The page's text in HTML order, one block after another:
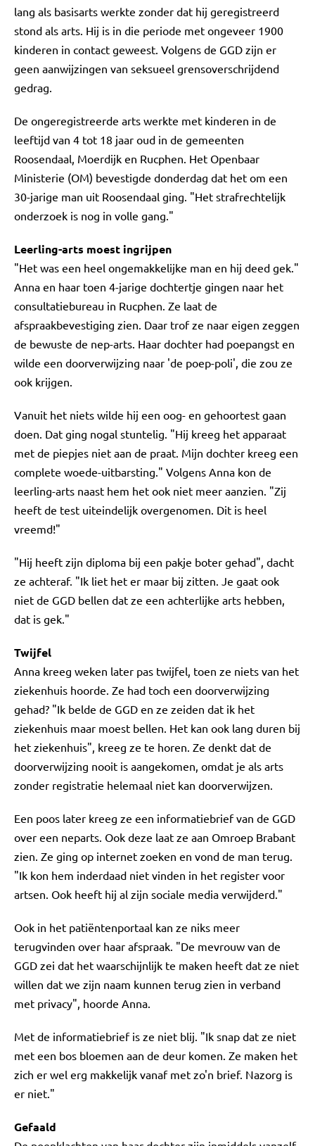
lang als basisarts werkte zonder dat hij geregistreerd
stond als arts. Hij is in die periode met ongeveer 1900
kinderen in contact geweest. Volgens de GGD zijn er
geen aanwijzingen van seksueel grensoverschrijdend
gedrag.
De ongeregistreerde arts werkte met kinderen in de
leeftijd van 4 tot 18 jaar oud in de gemeenten
Roosendaal, Moerdijk en Rucphen. Het Openbaar
Ministerie (OM) bevestigde donderdag dat het om een
30-jarige man uit Roosendaal ging. "Het strafrechtelijk
onderzoek is nog in volle gang."
Leerling-arts moest ingrijpen
"Het was een heel ongemakkelijke man en hij deed gek."
Anna en haar toen 4-jarige dochtertje gingen naar het
consultatiebureau in Rucphen. Ze laat de
afspraakbevestiging zien. Daar trof ze naar eigen zeggen
de bewuste de nep-arts. Haar dochter had poepangst en
wilde een doorverwijzing naar 'de poep-poli', die zou ze
ook krijgen.
Vanuit het niets wilde hij een oog- en gehoortest gaan
doen. Dat ging nogal stuntelig. "Hij kreeg het apparaat
met de piepjes niet aan de praat. Mijn dochter kreeg een
complete woede-uitbarsting." Volgens Anna kon de
leerling-arts naast hem het ook niet meer aanzien. "Zij
heeft de test uiteindelijk overgenomen. Dit is heel
vreemd!"
"Hij heeft zijn diploma bij een pakje boter gehad", dacht
ze achteraf. "Ik liet het er maar bij zitten. Je gaat ook
niet de GGD bellen dat ze een achterlijke arts hebben,
dat is gek."
Twijfel
Anna kreeg weken later pas twijfel, toen ze niets van het
ziekenhuis hoorde. Ze had toch een doorverwijzing
gehad? "Ik belde de GGD en ze zeiden dat ik het
ziekenhuis maar moest bellen. Het kan ook lang duren bij
het ziekenhuis", kreeg ze te horen. Ze denkt dat de
doorverwijzing nooit is aangekomen, omdat je als arts
zonder registratie helemaal niet kan doorverwijzen.
Een poos later kreeg ze een informatiebrief van de GGD
over een neparts. Ook deze laat ze aan Omroep Brabant
zien. Ze ging op internet zoeken en vond de man terug.
"Ik kon hem inderdaad niet vinden in het register voor
artsen. Ook heeft hij al zijn sociale media verwijderd."
Ook in het patiëntenportaal kan ze niks meer
terugvinden over haar afspraak. "De mevrouw van de
GGD zei dat het waarschijnlijk te maken heeft dat ze niet
willen dat we zijn naam kunnen terug zien in verband
met privacy", hoorde Anna.
Met de informatiebrief is ze niet blij. "Ik snap dat ze niet
met een bos bloemen aan de deur komen. Ze maken het
zich er wel erg makkelijk vanaf met zo'n brief. Nazorg is
er niet."
Gefaald